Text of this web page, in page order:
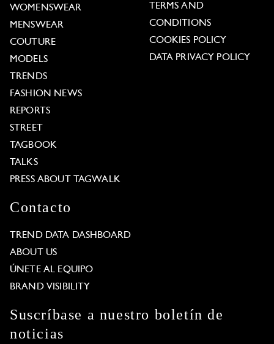
WOMENSWEAR
MENSWEAR
COUTURE
MODELS
TRENDS
FASHION NEWS
REPORTS
STREET
TAGBOOK
TALKS
PRESS ABOUT TAGWALK
TERMS AND
CONDITIONS
COOKIES POLICY
DATA PRIVACY POLICY
Contacto
TREND DATA DASHBOARD
ABOUT US
ÚNETE AL EQUIPO
BRAND VISIBILITY
Suscríbase a nuestro boletín de
noticias